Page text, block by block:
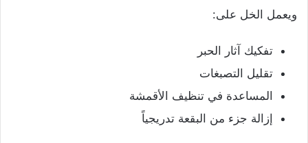
ويعمل الخل على:
تفكيك آثار الحبر
تقليل التصبغات
المساعدة في تنظيف الأقمشة
إزالة جزء من البقعة تدريجياً